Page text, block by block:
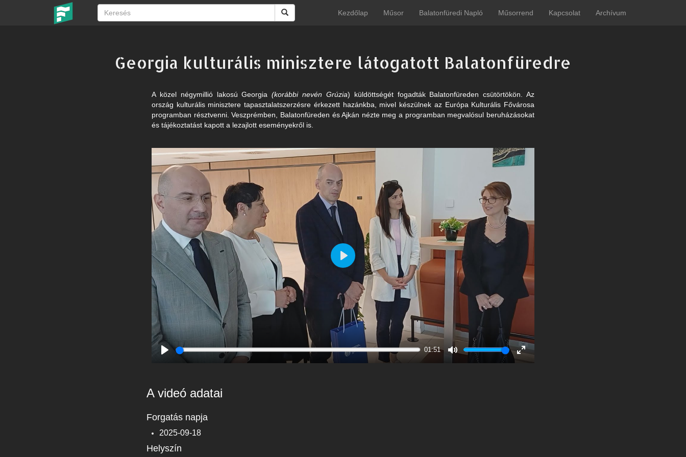
Kezdőlap Műsor Balatonfüredi Napló Műsorrend Kapcsolat Archívum
Georgia kulturális minisztere látogatott Balatonfüredre
A közel négymillió lakosú Georgia(korábbi nevén Grúzia) küldöttségét fogadták Balatonfüreden csütörtökön. Az
ország kulturális minisztere tapasztalatszerzésre érkezett hazánkba, mivel készülnek az Európa Kulturális Fővárosa
programban résztvenni. Veszprémben, Balatonfüreden és Ajkán nézte meg a programban megvalósul beruházásokat
és tájékoztatást kapott a lezajlott eseményekről is.
01:51
Enter
Play
A videó adatai
Forgatás napja
2025-09-18
Helyszín